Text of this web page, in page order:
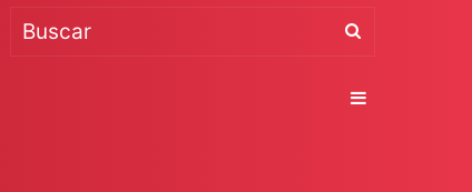
Buscar
Switch
Sidebar